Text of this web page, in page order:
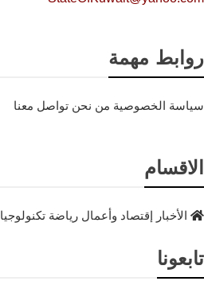
روابط مهمة
سياسة الخصوصية من نحن تواصل معنا
الاقسام
الأخبار إقتصاد وأعمال رياضة تكنولوجيا
تابعونا